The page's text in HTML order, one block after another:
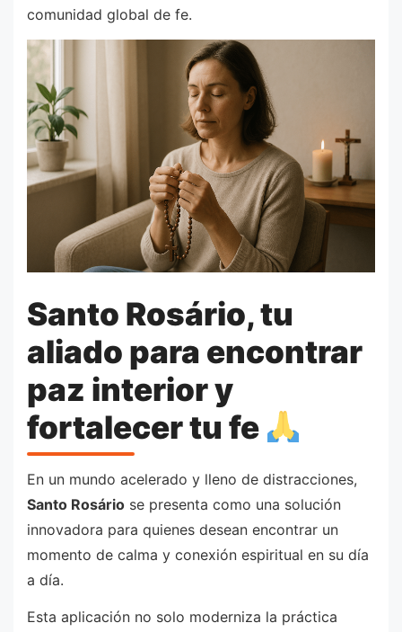
comunidad global de fe.
Santo Rosário, tu
aliado para encontrar
paz interior y
fortalecer tu fe
En un mundo acelerado y lleno de distracciones,
Santo Rosário se presenta como una solución
innovadora para quienes desean encontrar un
momento de calma y conexión espiritual en su día
a día.
Esta aplicación no solo moderniza la práctica